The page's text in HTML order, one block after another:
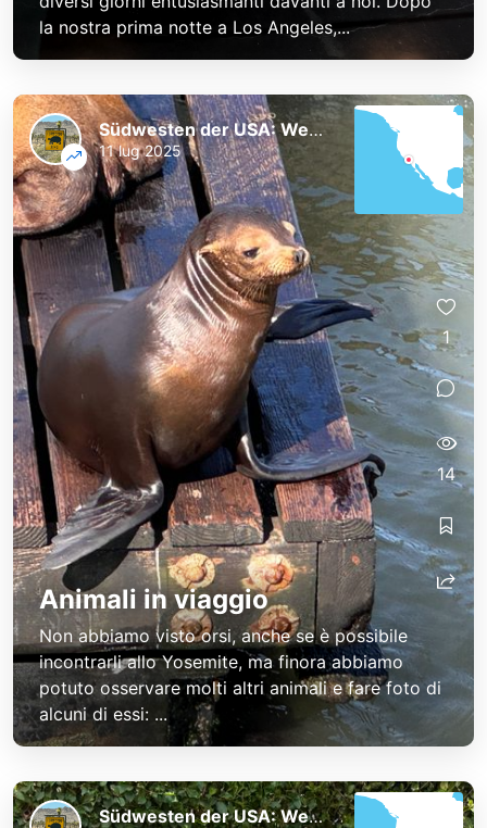
la nostra prima notte a Los Angeles,...
Animali in viaggio
Non abbiamo visto orsi, anche se è possibile
incontrarli allo Yosemite, ma finora abbiamo
potuto osservare molti altri animali e fare foto di
alcuni di essi: ...
Südwesten der USA: Westküste und Nationalparks
11 lug 2025
1
14
Südwesten der USA: Westküste und Nationalparks